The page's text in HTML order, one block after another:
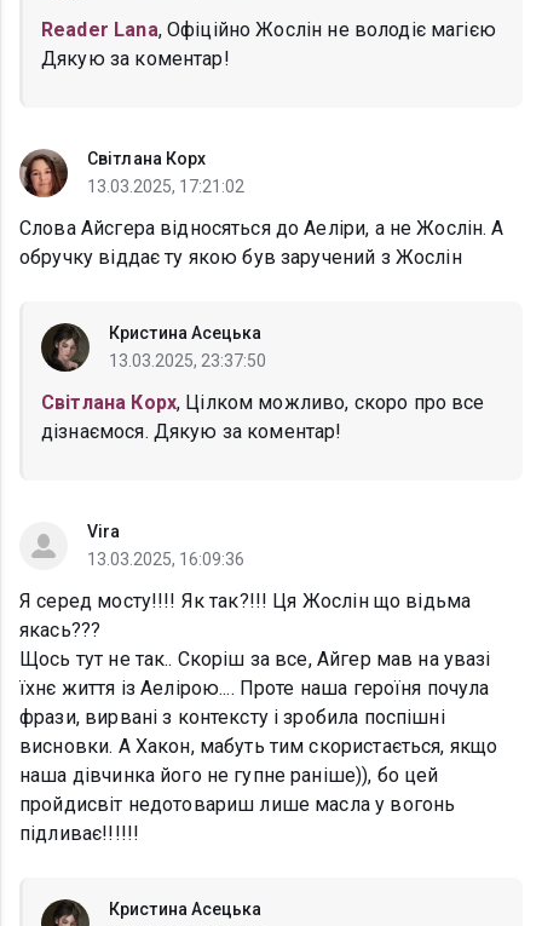
Reader Lana, Офіційно Жослін не володіє магією
Дякую за коментар!
Світлана Корх
13.03.2025, 17:21:02
Слова Айсгера відносяться до Аеліри, а не Жослін. А
обручку віддає ту якою був заручений з Жослін
Кристина Асецька
13.03.2025, 23:37:50
Світлана Корх, Цілком можливо, скоро про все
дізнаємося. Дякую за коментар!
Vira
13.03.2025, 16:09:36
Я серед мосту!!!! Як так?!!! Ця Жослін що відьма
якась???
Щось тут не так.. Скоріш за все, Айгер мав на увазі
їхнє життя із Аелірою.... Проте наша героїня почула
фрази, вирвані з контексту і зробила поспішні
висновки. А Хакон, мабуть тим скористається, якщо
наша дівчинка його не гупне раніше)), бо цей
пройдисвіт недотовариш лише масла у вогонь
підливає!!!!!!
Кристина Асецька